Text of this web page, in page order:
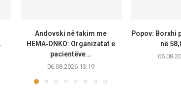
Andovski në takim me
HEMA‑ONKO: Organizatat e
pacientëve...
06.08.2026 13:19
Popov: Borxhi
në